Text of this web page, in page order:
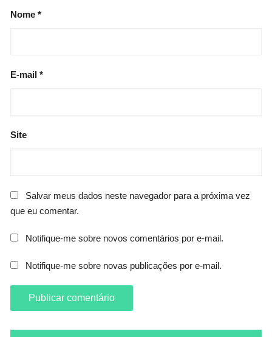
Nome*
E-mail*
Site
Salvar meus dados neste navegador para a próxima vez
que eu comentar.
Notifique-me sobre novos comentários por e-mail.
Notifique-me sobre novas publicações por e-mail.